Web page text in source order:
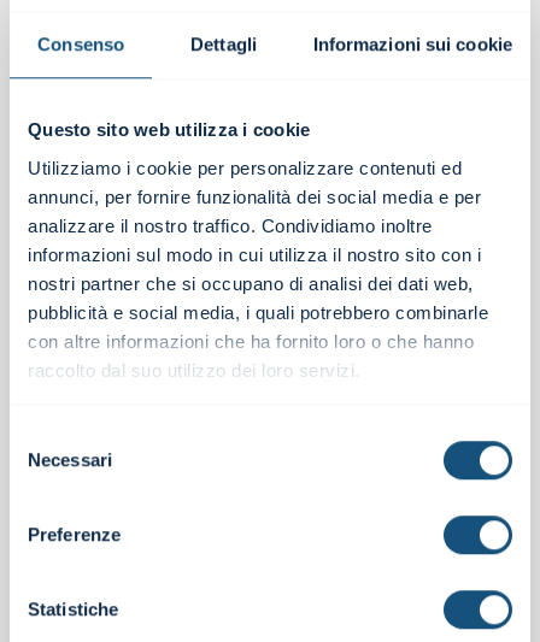
Consenso Dettagli Informazioni sui cookie
Questo sito web utilizza i cookie
Utilizziamo i cookie per personalizzare contenuti ed
annunci, per fornire funzionalità dei social media e per
analizzare il nostro traffico. Condividiamo inoltre
informazioni sul modo in cui utilizza il nostro sito con i
nostri partner che si occupano di analisi dei dati web,
pubblicità e social media, i quali potrebbero combinarle
con altre informazioni che ha fornito loro o che hanno
raccolto dal suo utilizzo dei loro servizi.
delNecessari
Preferenze
Statistiche
dovere di protezione da parte dell’intermediario, quale
norme civilistiche, perché la banca non incorre in
dà corso ad un’operazione regolarmente autenticata.
Neppure la facoltà dell’intermediario di bloccare l’uso di
un mezzo di pagamento in caso di sospetto di frode,
dato che tale diritto può (ma non deve) essere inserito
nel contratto quadro di servizi e che, trattandosi di
facoltà, può esercitarsi a discrezione dell’intermediario.
Neppure convince quel generale obbligo di tutela che
deriverebbe dalle particolari qualità professionali
dell’intermediario che, in modo eguale e contrario,
cliente.
affermandosi in ambito di phishing e affini, dove ABF e
giurisprudenza, pur riconoscendo l’inesistenza
monitorare preventivamente le operazioni, tendono a
individuare un dovere di attivazione precauzionale ogni